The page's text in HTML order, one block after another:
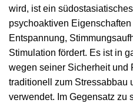
wird, ist ein
psychoaktiven
Entspannung,
Stimulation fördert. Es ist in
wegen seiner Sicherheit und
traditionell zum Stressabbau
verwendet. Im Gegensatz zu